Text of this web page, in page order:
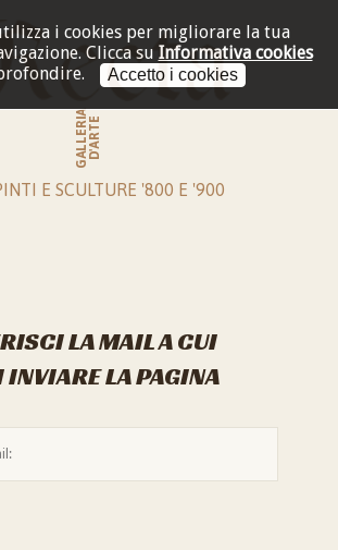
i cookies per migliorare la tua
Clicca su Informativa cookies
Accetto i cookies
GALLERIAD'ARTE
E SCULTURE '800 E '900
LA MAIL A CUI
INVIARE LA PAGINA